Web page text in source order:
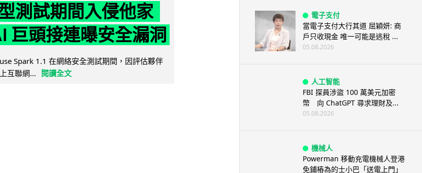
測試期間入侵他家
巨頭接連曝安全漏洞
Spark 1.1 在網絡安全測試期間，因評估夥伴
互聯網... 閱讀全文
電子支付
當電子支付大行其道 屈穎妍: 商
戶只收現金 唯一可能是逃稅 ...
05.08.2026
人工智能
FBI 探員涉盜 100 萬美元加密
幣 向 ChatGPT 尋求理財及...
05.08.2026
機械人
Powerman 移動充電機械人登港
免鋪樁為的士小巴「送電上門」